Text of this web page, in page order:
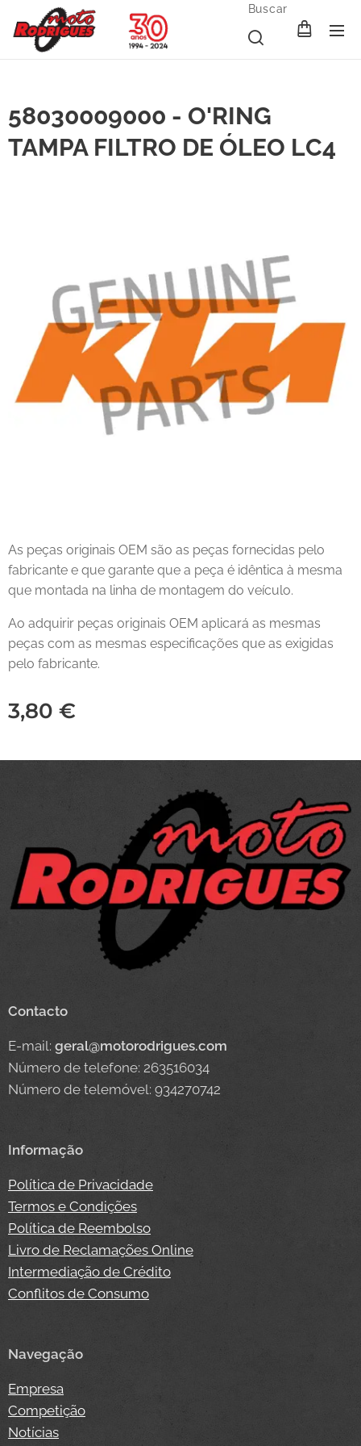
Buscar
58030009000 - O'RING
TAMPA FILTRO DE ÓLEO LC4
As peças originais OEM são as peças fornecidas pelo
fabricante e que garante que a peça é idêntica à mesma
que montada na linha de montagem do veículo.
Ao adquirir peças originais OEM aplicará as mesmas
peças com as mesmas especificações que as exigidas
pelo fabricante.
3,80 €
Contacto
E-mail: geral@motorodrigues.com
Número de telefone: 263516034
Número de telemóvel: 934270742
Informação
Política de Privacidade
Termos e Condições
Política de Reembolso
Livro de Reclamações Online
Intermediação de Crédito
Conflitos de Consumo
Navegação
Empresa
Competição
Notícias